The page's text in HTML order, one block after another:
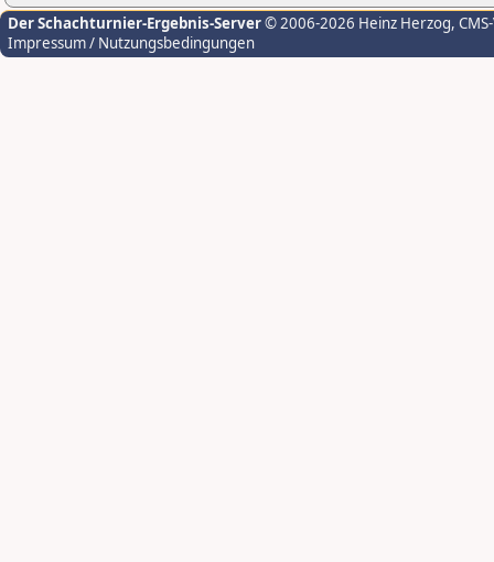
Der Schachturnier-Ergebnis-Server© 2006-2026 Heinz Herzog,
Impressum / Nutzungsbedingungen